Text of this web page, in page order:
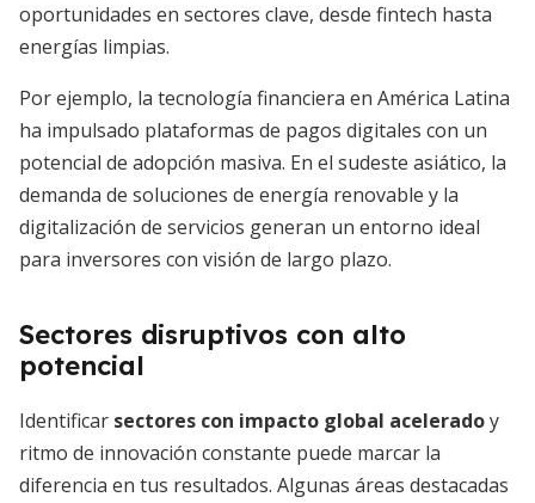
oportunidades en sectores clave, desde fintech hasta
energías limpias.
Por ejemplo, la tecnología financiera en América Latina
ha impulsado plataformas de pagos digitales con un
potencial de adopción masiva. En el sudeste asiático, la
demanda de soluciones de energía renovable y la
digitalización de servicios generan un entorno ideal
para inversores con visión de largo plazo.
Sectores disruptivos con alto
potencial
Identificar sectores con impacto global aceleradoy
ritmo de innovación constante puede marcar la
diferencia en tus resultados. Algunas áreas destacadas